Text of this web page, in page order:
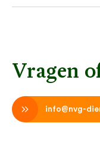
Vragen
info@nvg-